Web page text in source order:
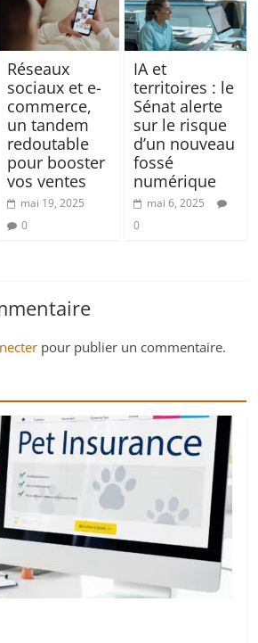
Réseaux
sociaux et e-
commerce,
un tandem
redoutable
pour booster
vos ventes
mai 19, 2025
0
IA et
territoires : le
Sénat alerte
sur le risque
d’un nouveau
fossé
numérique
mai 6, 2025
0
pour publier un commentaire.